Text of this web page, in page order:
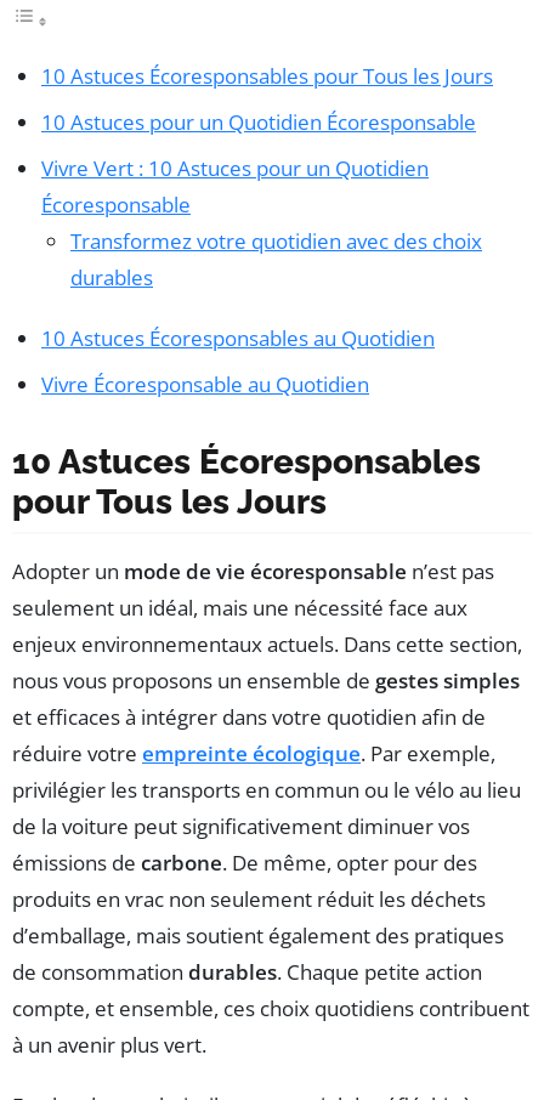
10 Astuces Écoresponsables pour Tous les Jours
10 Astuces pour un Quotidien Écoresponsable
Vivre Vert : 10 Astuces pour un Quotidien
Écoresponsable
Transformez votre quotidien avec des choix
durables
10 Astuces Écoresponsables au Quotidien
Vivre Écoresponsable au Quotidien
10 Astuces Écoresponsables
pour Tous les Jours
Adopter un mode de vie écoresponsable n’est pas
seulement un idéal, mais une nécessité face aux
enjeux environnementaux actuels. Dans cette section,
nous vous proposons un ensemble de gestes simples
et efficaces à intégrer dans votre quotidien afin de
réduire votre empreinte écologique. Par exemple,
privilégier les transports en commun ou le vélo au lieu
de la voiture peut significativement diminuer vos
émissions de carbone. De même, opter pour des
produits en vrac non seulement réduit les déchets
d’emballage, mais soutient également des pratiques
de consommation durables. Chaque petite action
compte, et ensemble, ces choix quotidiens contribuent
à un avenir plus vert.